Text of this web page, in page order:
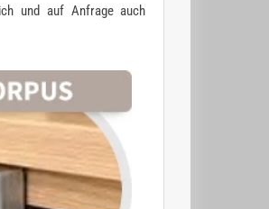
und auf Anfrage auch